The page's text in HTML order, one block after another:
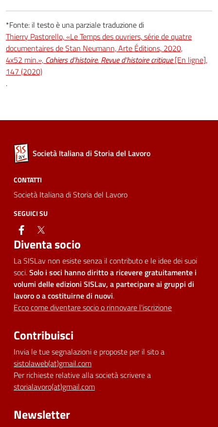
*Fonte: il testo è una parziale traduzione di
Thierry Pastorello, «Le Temps des ouvriers, série de quatre
documentaires de Stan Neumann, Arte Éditions, 2020,
4x52 min.», Cahiers d’histoire. Revue d’histoire critique[En ligne],
147 (2020)
.
Società Italiana di Storia del Lavoro
CONTATTI
Società Italiana di Storia del Lavoro
SEGUICI SU
facebook
Diventa socio
La SISLav non esiste senza il contributo e le idee dei suoi
soci.Solo i soci hanno diritto a ricevere gratuitamente i
volumi delle edizioni SISLav, a partecipare ai gruppi di
lavoro o a costituirne di nuovi.
Ecco come diventare socio o rinnovare l'iscrizione
Contribuisci
Invia le tue segnalazioni e proposte per il sito a
sistolaweb(at)gmail.com
Per richieste relative alla società scrivere a
storialavoro(at)gmail.com
Newsletter